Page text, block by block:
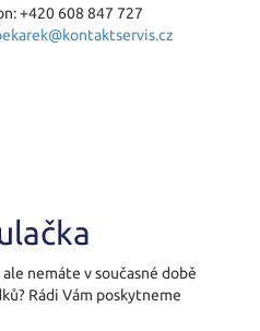
+420 608 847 727
nemáte v současné době
Rádi Vám poskytneme